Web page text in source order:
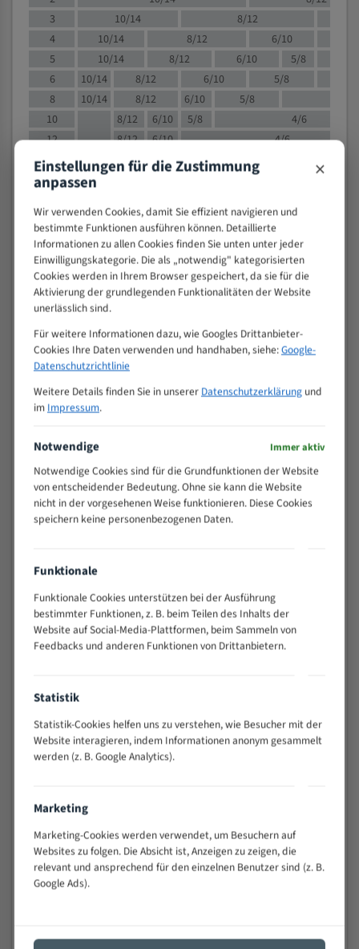
3
10/14 8/12
4
10/14 8/12 6/10
5
10/14 8/12 6/10
5/8
6
10/14 8/12 6/10
5/8
8
10/14 8/12 6/10 5/8
10
8/12 6/10 5/8
4/6
12
8/12 6/10
4/6
15
8/12 6/10
4/5
20
50
4/5
80
> 100
VOLLMATERIAL
M (mm)
Zoll (ZpZ))
>
25
10/14
15 - 40
8/12
25 - 50
50 - 120
80 - 180
3/4
130 -
350
2/3
150 -
200 -
600
> 500
0,75/1,25
Vorteile:
Vielseitiges Bandsägeblatt für verschiedenste
Widerstandsfähig gegen Zahnbruch auch bei
wechselnde Verbindungslängen)
Sehr geringe Vibration
Technische Beschreibung:
Positiver Spanwinkel
Bandkörper aus hochlegiertem Federstahl
Legierte HSS-beschichtete Zahnspitzen
Einstellungen für die Zustimmung
anpassen ×
Wir verwenden Cookies, damit Sie effizient navigieren und
bestimmte Funktionen ausführen können. Detaillierte
Informationen zu allen Cookies finden Sie unten unter jeder
Einwilligungskategorie. Die als „notwendig" kategorisierten
Cookies werden in Ihrem Browser gespeichert, da sie für die
Aktivierung der grundlegenden Funktionalitäten der Website
unerlässlich sind.
Für weitere Informationen dazu, wie Googles Drittanbieter-
Cookies Ihre Daten verwenden und handhaben, siehe:Google-
Datenschutzrichtlinie
Weitere Details finden Sie in unserer Datenschutzerklärungund
im Impressum.
Notwendige Immer aktiv
Notwendige Cookies sind für die Grundfunktionen der Website
von entscheidender Bedeutung. Ohne sie kann die Website
nicht in der vorgesehenen Weise funktionieren. Diese Cookies
speichern keine personenbezogenen Daten.
Funktionale
Funktionale Cookies unterstützen bei der Ausführung
bestimmter Funktionen, z. B. beim Teilen des Inhalts der
Website auf Social-Media-Plattformen, beim Sammeln von
Feedbacks und anderen Funktionen von Drittanbietern.
Statistik
Statistik-Cookies helfen uns zu verstehen, wie Besucher mit der
Website interagieren, indem Informationen anonym gesammelt
werden (z. B. Google Analytics).
Marketing
Marketing-Cookies werden verwendet, um Besuchern auf
Websites zu folgen. Die Absicht ist, Anzeigen zu zeigen, die
relevant und ansprechend für den einzelnen Benutzer sind (z. B.
Google Ads).